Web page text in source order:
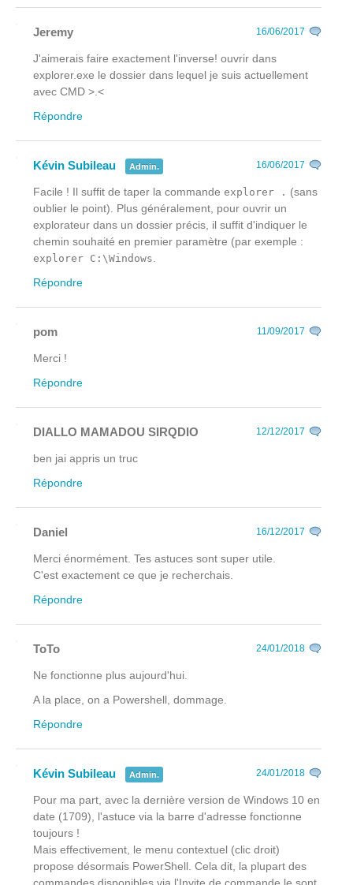
Jeremy 16/06/2017
J'aimerais faire exactement l'inverse! ouvrir dans
explorer.exe le dossier dans lequel je suis actuellement
avec CMD >.<
Répondre
Kévin Subileau Admin. 16/06/2017
Facile ! Il suffit de taper la commande explorer . (sans
oublier le point). Plus généralement, pour ouvrir un
explorateur dans un dossier précis, il suffit d'indiquer le
chemin souhaité en premier paramètre (par exemple :
explorer C:\Windows.
Répondre
pom 11/09/2017
Merci !
Répondre
DIALLO MAMADOU SIRQDIO 12/12/2017
ben jai appris un truc
Répondre
Daniel 16/12/2017
Merci énormément. Tes astuces sont super utile.
C'est exactement ce que je recherchais.
Répondre
ToTo 24/01/2018
Ne fonctionne plus aujourd'hui.
A la place, on a Powershell, dommage.
Répondre
Kévin Subileau Admin. 24/01/2018
Pour ma part, avec la dernière version de Windows 10 en
date (1709), l'astuce via la barre d'adresse fonctionne
toujours !
Mais effectivement, le menu contextuel (clic droit)
propose désormais PowerShell. Cela dit, la plupart des